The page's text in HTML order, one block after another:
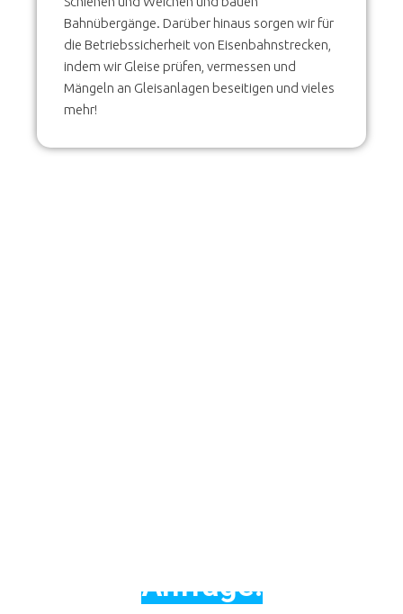
Bahnübergänge. Darüber hinaus sorgen wir für
die Betriebssicherheit von Eisenbahnstrecken,
indem wir Gleise prüfen, vermessen und
Mängeln an Gleisanlagen beseitigen und vieles
mehr!
Anfrage!